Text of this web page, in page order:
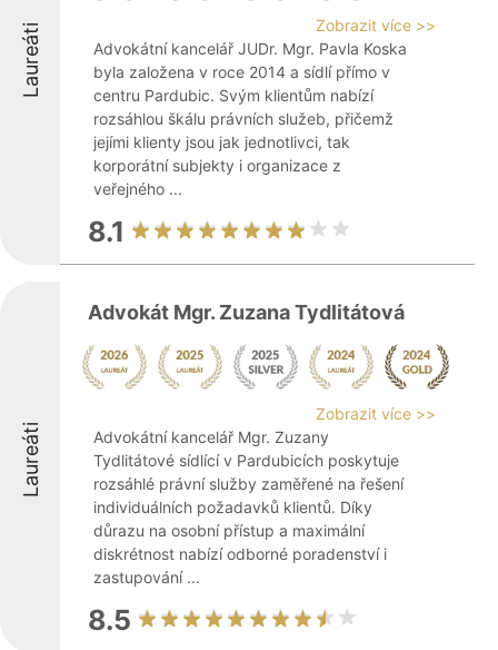
Laureáti
Zobrazit více >>
Advokátní kancelář JUDr. Mgr. Pavla Koska
byla založena v roce 2014 a sídlí přímo v
centru Pardubic. Svým klientům nabízí
rozsáhlou škálu právních služeb, přičemž
jejími klienty jsou jak jednotlivci, tak
korporátní subjekty i organizace z
veřejného ...
8.1
Laureáti
Advokát Mgr. Zuzana Tydlitátová
Zobrazit více >>
Advokátní kancelář Mgr. Zuzany
Tydlitátové sídlící v Pardubicích poskytuje
rozsáhlé právní služby zaměřené na řešení
individuálních požadavků klientů. Díky
důrazu na osobní přístup a maximální
diskrétnost nabízí odborné poradenství i
zastupování ...
8.5